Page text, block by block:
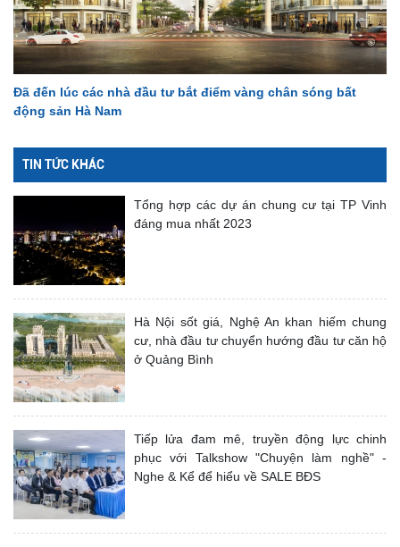
Đã đến lúc các nhà đầu tư bắt điểm vàng chân sóng bất
động sản Hà Nam
TIN TỨC KHÁC
Tổng hợp các dự án chung cư tại TP Vinh
đáng mua nhất 2023
Hà Nội sốt giá, Nghệ An khan hiếm chung
cư, nhà đầu tư chuyển hướng đầu tư căn hộ
ở Quảng Bình
Tiếp lửa đam mê, truyền động lực chinh
phục với Talkshow "Chuyện làm nghề" -
Nghe & Kể để hiểu về SALE BĐS